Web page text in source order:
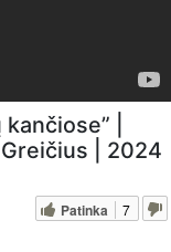
|
| 2024
Patinka 7